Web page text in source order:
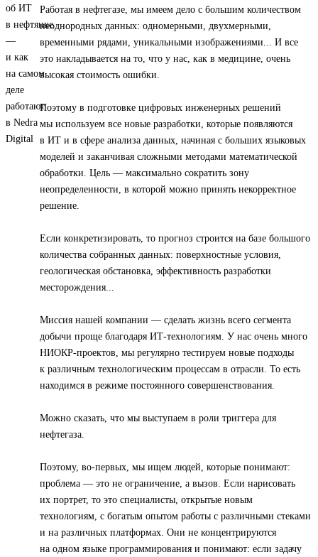
Работая в нефтегазе, мы имеем дело с большим количеством
неоднородных данных: одномерными, двухмерными,
временными рядами, уникальными изображениями... И все
это накладывается на то, что у нас, как в медицине, очень
высокая стоимость ошибки.
Поэтому в подготовке цифровых инженерных решений
мы используем все новые разработки, которые появляются
в ИТ и в сфере анализа данных, начиная с больших языковых
моделей и заканчивая сложными методами математической
обработки. Цель — максимально сократить зону
неопределенности, в которой можно принять некорректное
решение.
Если конкретизировать, то прогноз строится на базе большого
количества собранных данных: поверхностные условия,
геологическая обстановка, эффективность разработки
месторождения...
Миссия нашей компании — сделать жизнь всего сегмента
добычи проще благодаря ИТ-технологиям. У нас очень много
НИОКР-проектов, мы регулярно тестируем новые подходы
к различным технологическим процессам в отрасли. То есть
находимся в режиме постоянного совершенствования.
Можно сказать, что мы выступаем в роли триггера для
нефтегаза.
Поэтому, во-первых, мы ищем людей, которые понимают:
проблема — это не ограничение, а вызов. Если нарисовать
их портрет, то это специалисты, открытые новым
технологиям, с богатым опытом работы с различными стеками
и на различных платформах. Они не концентрируются
на одном языке программирования и понимают: если задачу